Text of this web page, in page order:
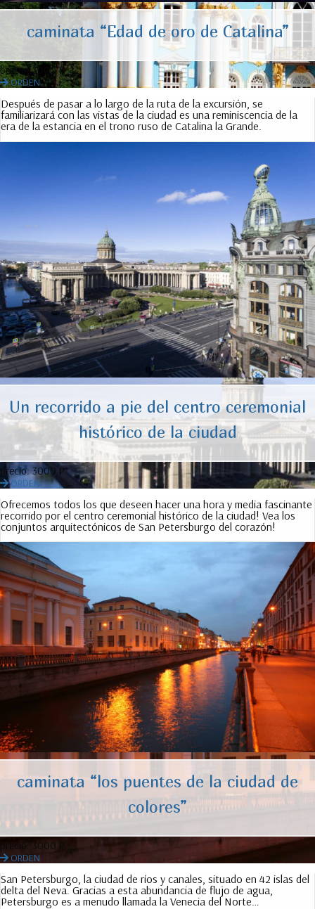
caminata “Edad de oro de Catalina”
precio: 3000 ₽
ORDEN
Después de pasar a lo largo de la ruta de la excursión, se
familiarizará con las vistas de la ciudad es una reminiscencia de la
era de la estancia en el trono ruso de Catalina la Grande.
Un recorrido a pie del centro ceremonial
histórico de la ciudad
precio:3000 ₽
ORDEN
Ofrecemos todos los que deseen hacer una hora y media fascinante
recorrido por el centro ceremonial histórico de la ciudad! Vea los
conjuntos arquitectónicos de San Petersburgo del corazón!
caminata “los puentes de la ciudad de
colores”
precio: 3000 ₽
ORDEN
San Petersburgo, la ciudad de ríos y canales, situado en 42 islas del
delta del Neva. Gracias a esta abundancia de flujo de agua,
Petersburgo es a menudo llamada la Venecia del Norte…